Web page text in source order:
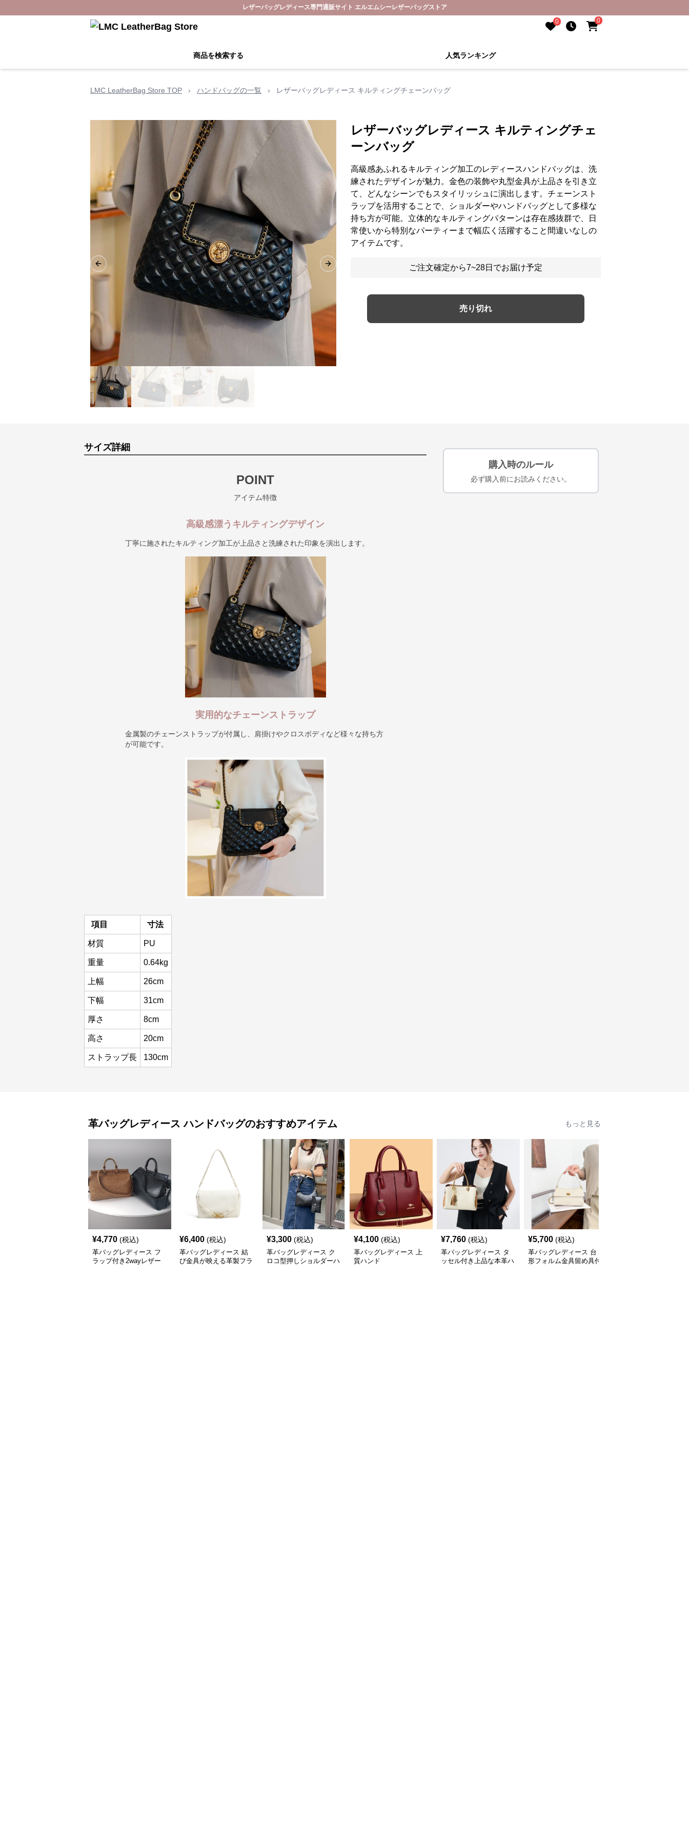
レザーバッグレディース専門通販サイト エルエムシーレザーバッグストア
0
0
商品を検索する 人気ランキング
LMC LeatherBag Store TOP › ハンドバッグの一覧 › レザーバッグレディース キルティングチェーンバッグ
Previous slide Next slide
レザーバッグレディース キルティングチェ
ーンバッグ
高級感あふれるキルティング加工のレディースハンドバッグは、洗
練されたデザインが魅力。金色の装飾や丸型金具が上品さを引き立
て、どんなシーンでもスタイリッシュに演出します。チェーンスト
ラップを活用することで、ショルダーやハンドバッグとして多様な
持ち方が可能。立体的なキルティングパターンは存在感抜群で、日
常使いから特別なパーティーまで幅広く活躍すること間違いなしの
アイテムです。
ご注文確定から7~28日でお届け予定
売り切れ
サイズ詳細
POINT
アイテム特徴
高級感漂うキルティングデザイン
丁寧に施されたキルティング加工が上品さと洗練された印象を演出します。
実用的なチェーンストラップ
金属製のチェーンストラップが付属し、肩掛けやクロスボディなど様々な持ち方
が可能です。
項目 寸法
材質 PU
重量 0.64kg
上幅 26cm
下幅 31cm
厚さ 8cm
高さ 20cm
ストラップ長 130cm
購入時のルール
必ず購入前にお読みください。
革バッグレディース ハンドバッグのおすすめアイテム もっと見る
¥4,770 (税込)
革バッグレディース フ
ラップ付き2wayレザー
¥6,400 (税込)
革バッグレディース 結
び金具が映える革製フラ
¥3,300 (税込)
革バッグレディース ク
ロコ型押しショルダーハ
¥4,100 (税込)
革バッグレディース 上
質ハンド
¥7,760 (税込)
革バッグレディース タ
ッセル付き上品な本革ハ
¥5,700 (税込)
革バッグレディース 台
形フォルム金具留め具付